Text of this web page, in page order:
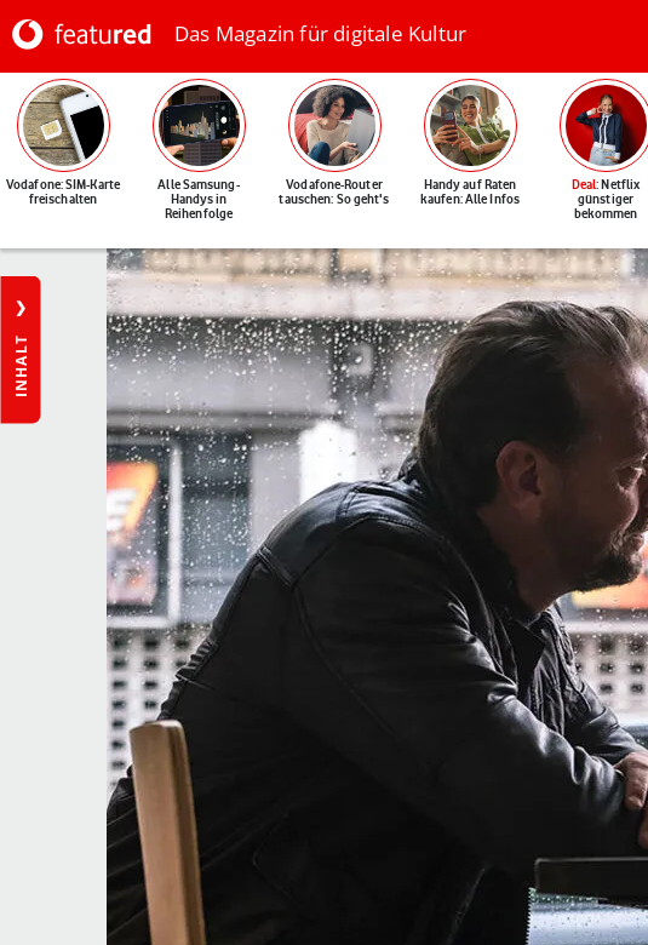
Das Magazin für digitale Kultur
Vodafone: SIM-Karte
freischalten
Alle Samsung-
Handys in
Reihenfolge
Vodafone-Router
tauschen: So geht's
Handy auf Raten
kaufen: Alle Infos
Deal: Netflix
günstiger
bekommen
INHALT